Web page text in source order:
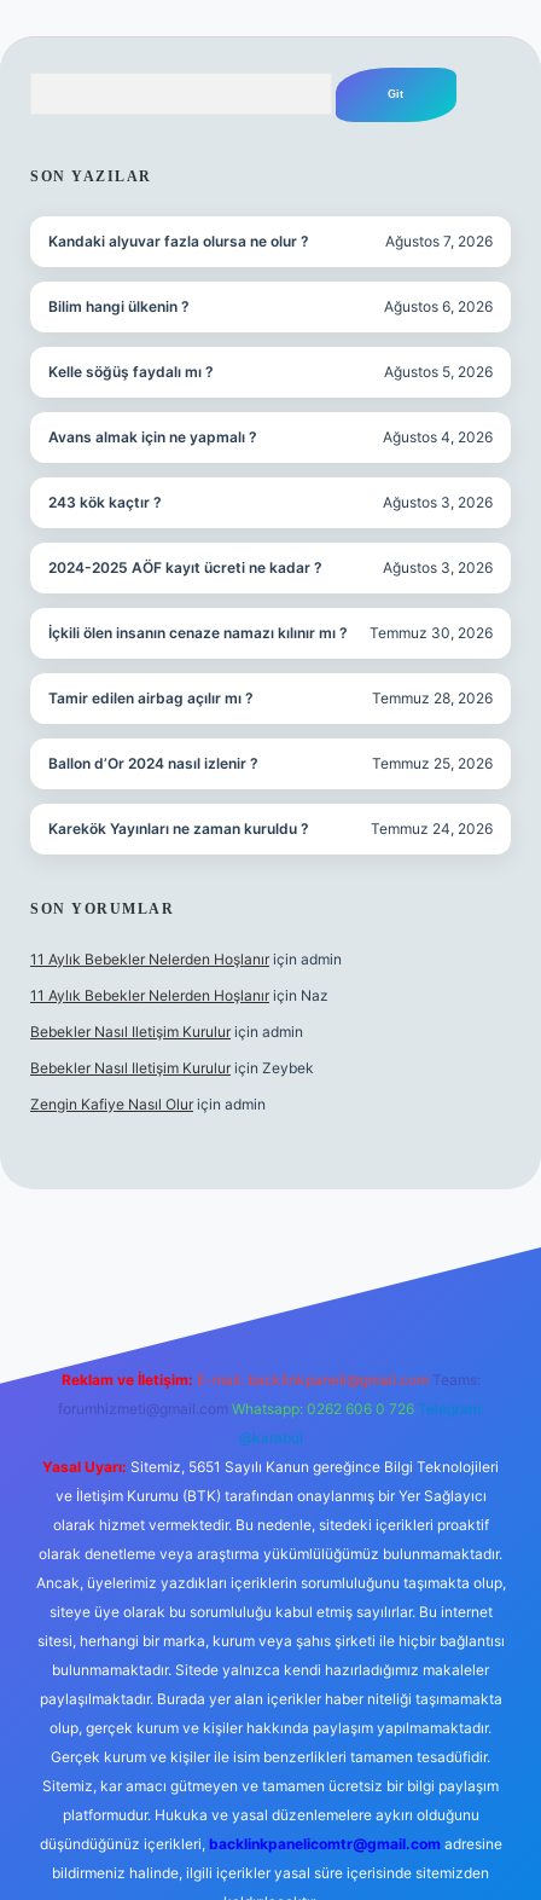
SON YAZILAR
Kandaki alyuvar fazla olursa ne olur ? Ağustos 7, 2026
Bilim hangi ülkenin ? Ağustos 6, 2026
Kelle söğüş faydalı mı ? Ağustos 5, 2026
Avans almak için ne yapmalı ? Ağustos 4, 2026
243 kök kaçtır ? Ağustos 3, 2026
2024-2025 AÖF kayıt ücreti ne kadar ? Ağustos 3, 2026
İçkili ölen insanın cenaze namazı kılınır mı ? Temmuz 30, 2026
Tamir edilen airbag açılır mı ? Temmuz 28, 2026
Ballon d’Or 2024 nasıl izlenir ? Temmuz 25, 2026
Karekök Yayınları ne zaman kuruldu ? Temmuz 24, 2026
SON YORUMLAR
11 Aylık Bebekler Nelerden Hoşlanır için admin
11 Aylık Bebekler Nelerden Hoşlanır için Naz
Bebekler Nasıl Iletişim Kurulur için admin
Bebekler Nasıl Iletişim Kurulur için Zeybek
Zengin Kafiye Nasıl Olur için admin
betexper
Reklam ve İletişim: E-mail: backlinkpaneli@gmail.com Teams:
forumhizmeti@gmail.com Whatsapp: 0262 606 0 726 Telegram:
@karabul
Yasal Uyarı: Sitemiz, 5651 Sayılı Kanun gereğince Bilgi Teknolojileri
ve İletişim Kurumu (BTK) tarafından onaylanmış bir Yer Sağlayıcı
olarak hizmet vermektedir. Bu nedenle, sitedeki içerikleri proaktif
olarak denetleme veya araştırma yükümlülüğümüz bulunmamaktadır.
Ancak, üyelerimiz yazdıkları içeriklerin sorumluluğunu taşımakta olup,
siteye üye olarak bu sorumluluğu kabul etmiş sayılırlar. Bu internet
sitesi, herhangi bir marka, kurum veya şahıs şirketi ile hiçbir bağlantısı
bulunmamaktadır. Sitede yalnızca kendi hazırladığımız makaleler
paylaşılmaktadır. Burada yer alan içerikler haber niteliği taşımamakta
olup, gerçek kurum ve kişiler hakkında paylaşım yapılmamaktadır.
Gerçek kurum ve kişiler ile isim benzerlikleri tamamen tesadüfidir.
Sitemiz, kar amacı gütmeyen ve tamamen ücretsiz bir bilgi paylaşım
platformudur. Hukuka ve yasal düzenlemelere aykırı olduğunu
düşündüğünüz içerikleri, backlinkpanelicomtr@gmail.comadresine
bildirmeniz halinde, ilgili içerikler yasal süre içerisinde sitemizden